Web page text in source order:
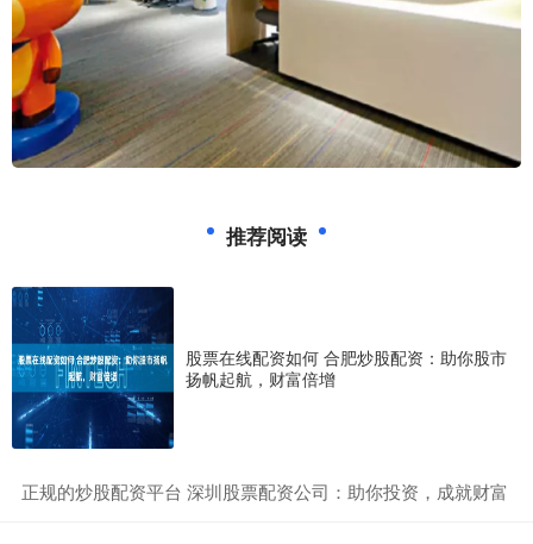
推荐阅读
股票在线配资如何 合肥炒股配资：助你股市
扬帆起航，财富倍增
​正规的炒股配资平台 深圳股票配资公司：助你投资，成就财富